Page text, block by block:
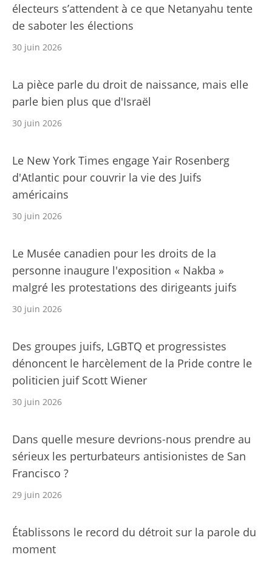
électeurs s’attendent à ce que Netanyahu tente
de saboter les élections
30 juin 2026
La pièce parle du droit de naissance, mais elle
parle bien plus que d'Israël
30 juin 2026
Le New York Times engage Yair Rosenberg
d'Atlantic pour couvrir la vie des Juifs
américains
30 juin 2026
Le Musée canadien pour les droits de la
personne inaugure l'exposition « Nakba »
malgré les protestations des dirigeants juifs
30 juin 2026
Des groupes juifs, LGBTQ et progressistes
dénoncent le harcèlement de la Pride contre le
politicien juif Scott Wiener
30 juin 2026
Dans quelle mesure devrions-nous prendre au
sérieux les perturbateurs antisionistes de San
Francisco ?
29 juin 2026
Établissons le record du détroit sur la parole du
moment